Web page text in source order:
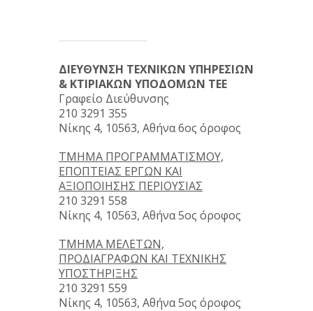
ΔΙΕΥΘΥΝΣΗ ΤΕΧΝΙΚΩΝ ΥΠΗΡΕΣΙΩΝ
& ΚΤΙΡΙΑΚΩΝ ΥΠΟΔΟΜΩΝ ΤΕΕ
Γραφείο Διεύθυνσης
210 3291 355
Νίκης 4, 10563, Αθήνα 6ος όροφος
ΤΜΗΜΑ ΠΡΟΓΡΑΜΜΑΤΙΣΜΟΥ,
ΕΠΟΠΤΕΙΑΣ ΕΡΓΩΝ ΚΑΙ
ΑΞΙΟΠΟΙΗΣΗΣ ΠΕΡΙΟΥΣΙΑΣ
210 3291 558
Νίκης 4, 10563, Αθήνα 5ος όροφος
ΤΜΗΜΑ ΜΕΛΕΤΩΝ,
ΠΡΟΔΙΑΓΡΑΦΩΝ ΚΑΙ ΤΕΧΝΙΚΗΣ
ΥΠΟΣΤΗΡΙΞΗΣ
210 3291 559
Νίκης 4, 10563, Αθήνα 5ος όροφος